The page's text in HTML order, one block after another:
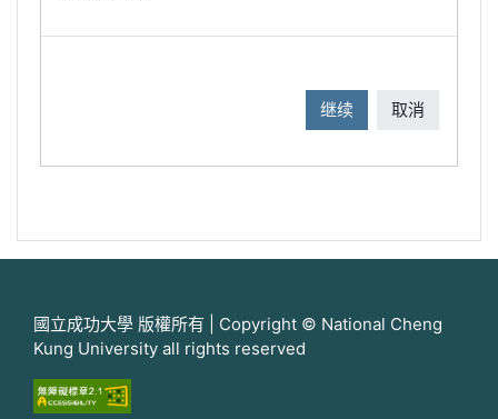
继续 取消
國立成功大學 版權所有 | Copyright © National Cheng
Kung University all rights reserved